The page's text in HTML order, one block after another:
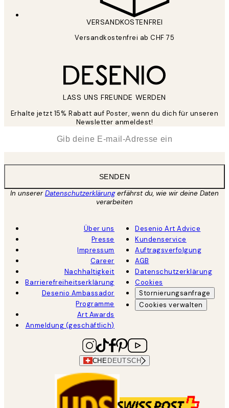
VERSANDKOSTENFREI
Versandkostenfrei ab CHF 75
LASS UNS FREUNDE WERDEN
Erhalte jetzt 15% Rabatt auf Poster, wenn du dich für unseren
Newsletter anmeldest!
SENDEN
In unsererDatenschutzerklärungerfährst du, wie wir deine Daten
verarbeiten
Über uns
Presse
Impressum
Career
Nachhaltigkeit
Barrierefreiheitserklärung
Desenio Ambassador
Programme
Art Awards
Anmeldung (geschäftlich)
Desenio Art Advice
Kundenservice
Auftragsverfolgung
AGB
Datenschutzerklärung
Cookies
Stornierungsanfrage
Cookies verwalten
CHE DEUTSCH